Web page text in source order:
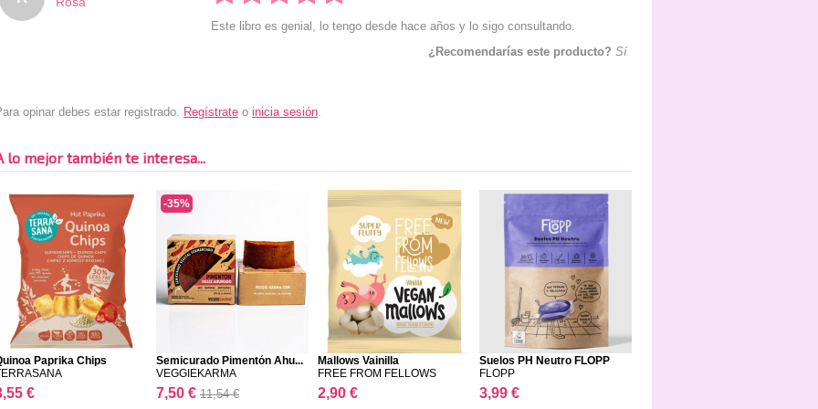
Este libro es genial, lo tengo desde hace años y lo sigo consultando.
¿Recomendarías este producto? Sí
opinar debes estar registrado. Regístrate o inicia sesión.
lo mejor también te interesa...
Paprika Chips
€
Semicurado Pimentón Ahu...
VEGGIEKARMA
7,50 € 11,54 €
-35%
Mallows Vainilla
FREE FROM FELLOWS
2,90 €
Suelos PH Neutro FLOPP
FLOPP
3,99 €